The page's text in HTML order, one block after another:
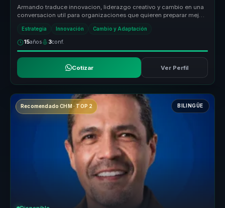
Armando traduce innovacion, liderazgo creativo y cambio en una
conversacion util para organizaciones que quieren preparar mejor
Estrategia Innovación Cambio y Adaptación
15años 3conf.
Cotizar Ver Perfil
Recomendado CHM · TOP 2 BILINGÜE